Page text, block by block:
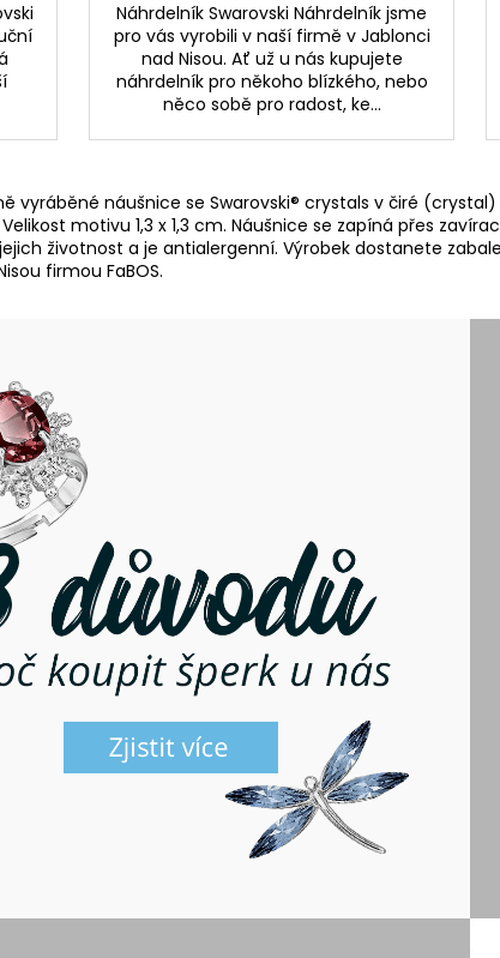
Náhrdelník Swarovski Náhrdelník jsme
pro vás vyrobili v naší firmě v Jablonci
nad Nisou. Ať už u nás kupujete
náhrdelník pro někoho blízkého, nebo
něco sobě pro radost, ke...
vyráběné náušnice se Swarovski® crystals v čiré
motivu 1,3 x 1,3 cm. Náušnice se zapíná přes
životnost a je antialergenní. Výrobek dostanete
firmou FaBOS.